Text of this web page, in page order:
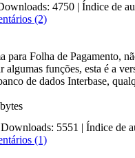
4750 | Índice de
(2)
para Folha de Pagamento,
funções, esta é a
de dados Interbase,
5551 | Índice de
(1)